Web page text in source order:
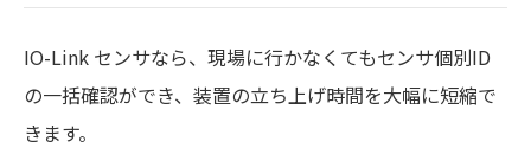
IO-Link センサなら、現場に行かなくてもセンサ個別ID
の一括確認ができ、装置の立ち上げ時間を大幅に短縮で
きます。